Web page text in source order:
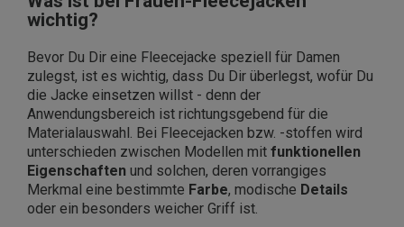
wichtig?
Bevor Du Dir eine Fleecejacke speziell für Damen
zulegst, ist es wichtig, dass Du Dir überlegst, wofür Du
die Jacke einsetzen willst - denn der
Anwendungsbereich ist richtungsgebend für die
Materialauswahl. Bei Fleecejacken bzw. -stoffen wird
unterschieden zwischen Modellen mit funktionellen
Eigenschaften und solchen, deren vorrangiges
Merkmal eine bestimmte Farbe, modische Details
oder ein besonders weicher Griff ist.